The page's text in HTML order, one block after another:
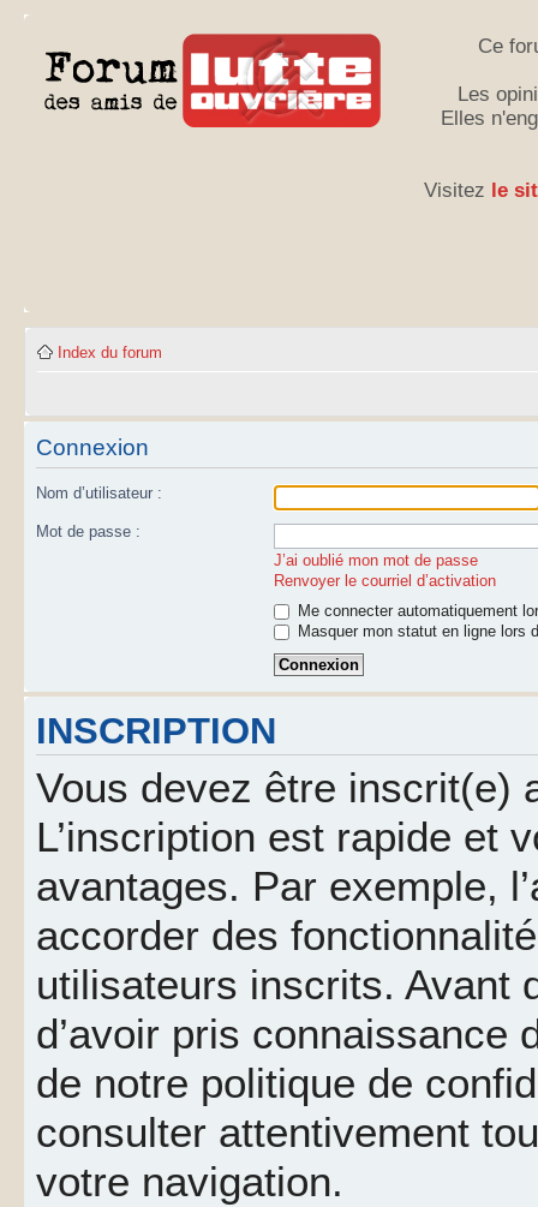
Ce
Les
Elles
Visitez le
Index du forum
Connexion
Nom d’utilisateur :
Mot de passe :
J’ai oublié mon mot de passe
Renvoyer le courriel d’activation
Me connecter automatiquement
Masquer mon statut en ligne lors
INSCRIPTION
Vous devez être inscrit(e)
L’inscription est rapide et
avantages. Par exemple,
accorder des
utilisateurs inscrits. Avant
d’avoir pris connaissance
de notre politique de
consulter attentivement
votre navigation.